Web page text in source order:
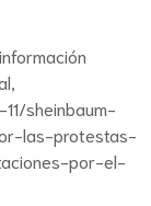
sheinbaum-
las-protestas-
por-el-